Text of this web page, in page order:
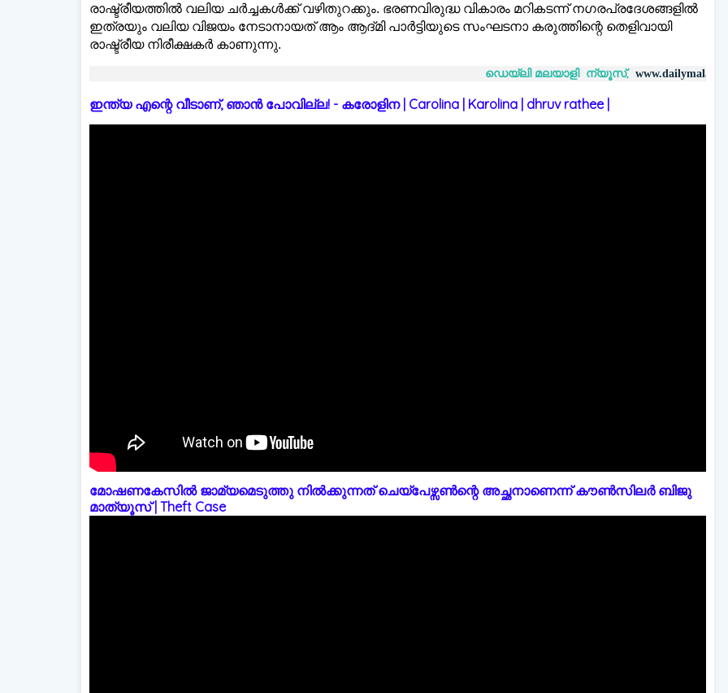
രാഷ്ട്രീയത്തില്‍ വലിയ ചർച്ചകള്‍ക്ക് വഴിതുറക്കും. ഭരണവിരുദ്ധ വികാരം മറികടന്ന് നഗരപ്രദേശങ്ങളില്‍
ഇത്രയും വലിയ വിജയം നേടാനായത് ആം ആദ്മി പാർട്ടിയുടെ സംഘടനാ കരുത്തിന്റെ തെളിവായി
രാഷ്ട്രീയ നിരീക്ഷകർ കാണുന്നു.
ഡെയ്‌ലി മലയാളി ന്യൂസ്, www.dailymalayaly.com
ഇന്ത്യ എന്റെ വീടാണ്, ഞാൻ പോവില്ല! - കരോളിന | Carolina | Karolina | dhruv rathee |
മോഷണകേസിൽ ജാമ്യമെടുത്തു നിൽക്കുന്നത് ചെയ്പേഴ്സൺന്റെ അച്ഛനാണെന്ന് കൗൺസിലർ ബിജു
മാത്യൂസ് | Theft Case